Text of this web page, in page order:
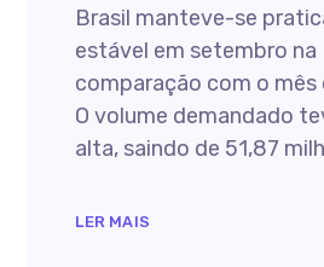
Brasil manteve-se
estável em setembro na
comparação com o mês
O volume demandado
alta, saindo de 51,87
LER MAIS